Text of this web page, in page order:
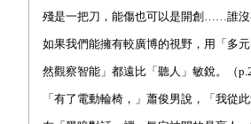
殘是一把刀，能傷也可以是開創……誰沒
如果我們能擁有較廣博的視野，用「多
然觀察智能」都遠比「聽人」敏銳。（
「有了電動輪椅，」蕭俊男說，「我從